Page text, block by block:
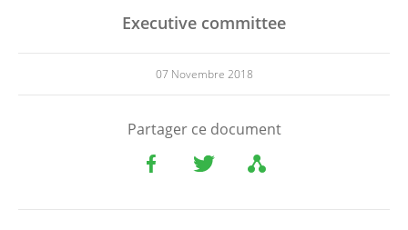
Executive committee
07 Novembre 2018
Partager ce document